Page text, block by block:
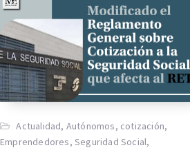
Actualidad, Autónomos, cotización,
Emprendedores,Seguridad Social,